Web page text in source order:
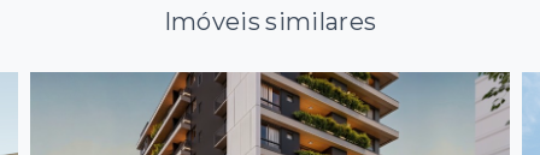
Imóveis similares